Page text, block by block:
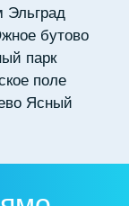
Эльград
бутово
парк
поле
Ясный